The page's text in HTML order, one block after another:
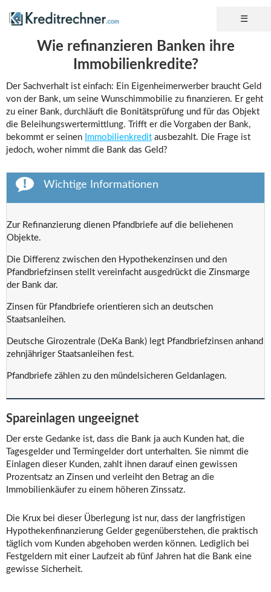
Wie refinanzieren Banken ihre
Immobilienkredite?
Der Sachverhalt ist einfach: Ein Eigenheimerwerber braucht Geld
von der Bank, um seine Wunschimmobilie zu finanzieren. Er geht
zu einer Bank, durchläuft die Bonitätsprüfung und für das Objekt
die Beleihungswertermittlung. Trifft er die Vorgaben der Bank,
bekommt er seinen Immobilienkredit ausbezahlt. Die Frage ist
jedoch, woher nimmt die Bank das Geld?
Wichtige Informationen
Zur Refinanzierung dienen Pfandbriefe auf die beliehenen
Objekte.
Die Differenz zwischen den Hypothekenzinsen und den
Pfandbriefzinsen stellt vereinfacht ausgedrückt die Zinsmarge
der Bank dar.
Zinsen für Pfandbriefe orientieren sich an deutschen
Staatsanleihen.
Deutsche Girozentrale (DeKa Bank) legt Pfandbriefzinsen anhand
zehnjähriger Staatsanleihen fest.
Pfandbriefe zählen zu den mündelsicheren Geldanlagen.
Spareinlagen ungeeignet
Der erste Gedanke ist, dass die Bank ja auch Kunden hat, die
Tagesgelder und Termingelder dort unterhalten. Sie nimmt die
Einlagen dieser Kunden, zahlt ihnen darauf einen gewissen
Prozentsatz an Zinsen und verleiht den Betrag an die
Immobilienkäufer zu einem höheren Zinssatz.
Die Krux bei dieser Überlegung ist nur, dass der langfristigen
Hypothekenfinanzierung Gelder gegenüberstehen, die praktisch
täglich vom Kunden abgehoben werden können. Lediglich bei
Festgeldern mit einer Laufzeit ab fünf Jahren hat die Bank eine
gewisse Sicherheit.